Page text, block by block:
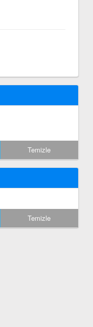
Temizle
Temizle